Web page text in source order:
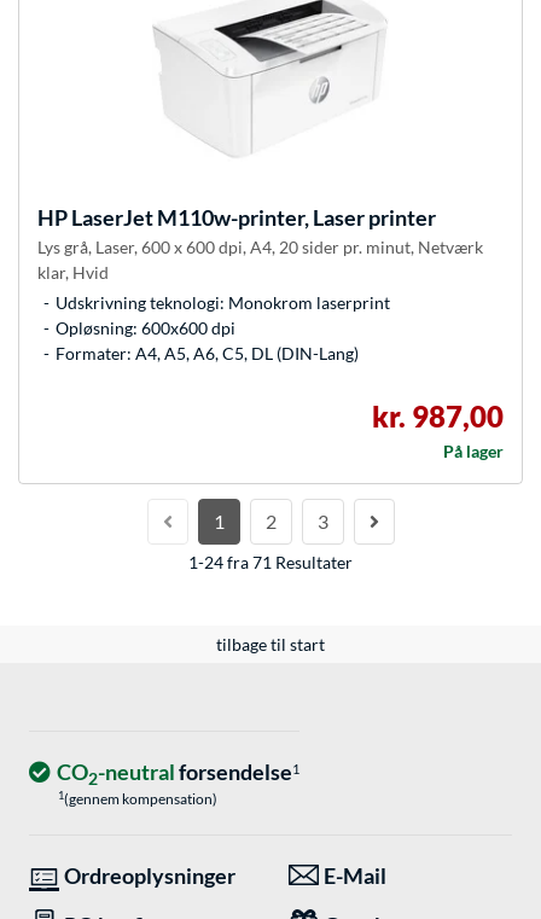
HPLaserJet M110w-printer, Laser printer
Lys grå, Laser, 600 x 600 dpi, A4, 20 sider pr. minut, Netværk
klar, Hvid
Udskrivning teknologi: Monokrom laserprint
Opløsning: 600x600 dpi
Formater: A4, A5, A6, C5, DL (DIN-Lang)
kr. 987,00
På lager
1 2 3
1-24 fra 71 Resultater
tilbage til start
CO2-neutralforsendelse1
1(gennem kompensation)
Ordreoplysninger
E-Mail